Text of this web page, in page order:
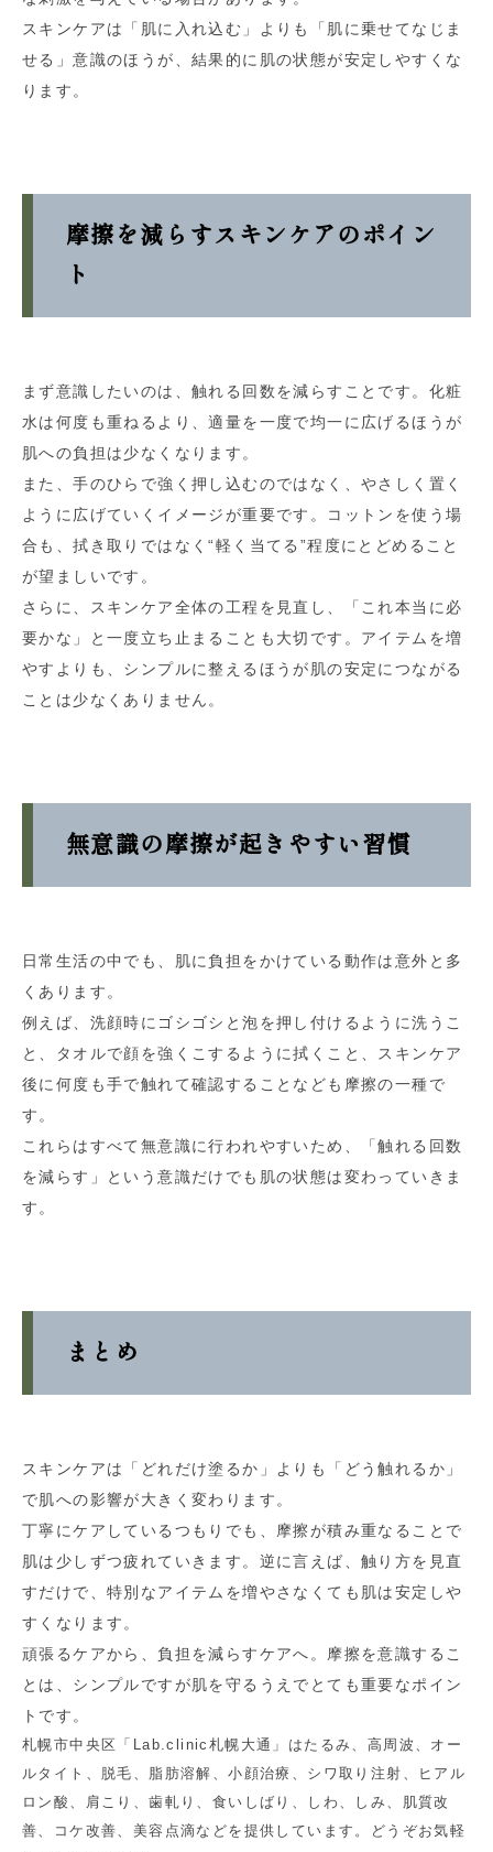
スキンケアは「肌に入れ込む」よりも「肌に乗せてなじま
せる」意識のほうが、結果的に肌の状態が安定しやすくな
ります。
摩擦を減らすスキンケアのポイン
ト
まず意識したいのは、触れる回数を減らすことです。化粧
水は何度も重ねるより、適量を一度で均一に広げるほうが
肌への負担は少なくなります。
また、手のひらで強く押し込むのではなく、やさしく置く
ように広げていくイメージが重要です。コットンを使う場
合も、拭き取りではなく“軽く当てる”程度にとどめること
が望ましいです。
さらに、スキンケア全体の工程を見直し、「これ本当に必
要かな」と一度立ち止まることも大切です。アイテムを増
やすよりも、シンプルに整えるほうが肌の安定につながる
ことは少なくありません。
無意識の摩擦が起きやすい習慣
日常生活の中でも、肌に負担をかけている動作は意外と多
くあります。
例えば、洗顔時にゴシゴシと泡を押し付けるように洗うこ
と、タオルで顔を強くこするように拭くこと、スキンケア
後に何度も手で触れて確認することなども摩擦の一種で
す。
これらはすべて無意識に行われやすいため、「触れる回数
を減らす」という意識だけでも肌の状態は変わっていきま
す。
まとめ
スキンケアは「どれだけ塗るか」よりも「どう触れるか」
で肌への影響が大きく変わります。
丁寧にケアしているつもりでも、摩擦が積み重なることで
肌は少しずつ疲れていきます。逆に言えば、触り方を見直
すだけで、特別なアイテムを増やさなくても肌は安定しや
すくなります。
頑張るケアから、負担を減らすケアへ。摩擦を意識するこ
とは、シンプルですが肌を守るうえでとても重要なポイン
トです。
札幌市中央区「Lab.clinic札幌大通」はたるみ、高周波、オー
ルタイト、脱毛、脂肪溶解、小顔治療、シワ取り注射、ヒアル
ロン酸、肩こり、歯軋り、食いしばり、しわ、しみ、肌質改
善、コケ改善、美容点滴などを提供しています。どうぞお気軽